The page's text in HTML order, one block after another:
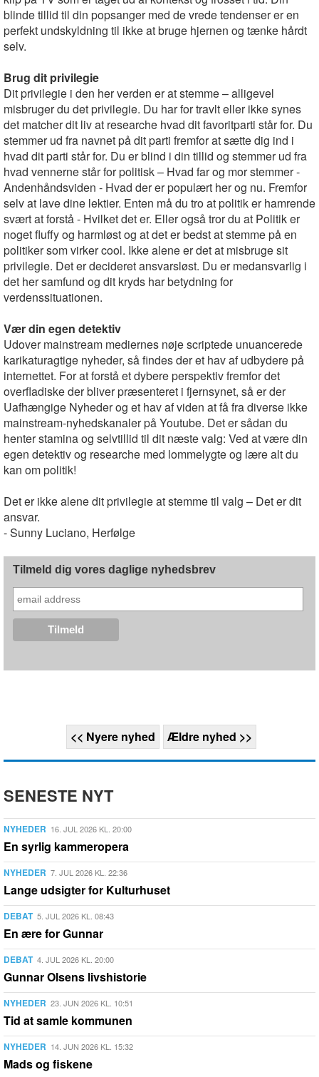
blinde tillid til din popsanger med de vrede tendenser er en
perfekt undskyldning til ikke at bruge hjernen og tænke hårdt
selv.
Brug dit privilegie
Dit privilegie i den her verden er at stemme – alligevel
misbruger du det privilegie. Du har for travlt eller ikke synes
det matcher dit liv at researche hvad dit favoritparti står for. Du
stemmer ud fra navnet på dit parti fremfor at sætte dig ind i
hvad dit parti står for. Du er blind i din tillid og stemmer ud fra
hvad vennerne står for politisk – Hvad far og mor stemmer -
Andenhåndsviden - Hvad der er populært her og nu. Fremfor
selv at lave dine lektier. Enten må du tro at politik er hamrende
svært at forstå - Hvilket det er. Eller også tror du at Politik er
noget fluffy og harmløst og at det er bedst at stemme på en
politiker som virker cool. Ikke alene er det at misbruge sit
privilegie. Det er decideret ansvarsløst. Du er medansvarlig i
det her samfund og dit kryds har betydning for
verdenssituationen.
Vær din egen detektiv
Udover mainstream mediernes nøje scriptede unuancerede
karikaturagtige nyheder, så findes der et hav af udbydere på
internettet. For at forstå et dybere perspektiv fremfor det
overfladiske der bliver præsenteret i fjernsynet, så er der
Uafhængige Nyheder og et hav af viden at få fra diverse ikke
mainstream-nyhedskanaler på Youtube. Det er sådan du
henter stamina og selvtillid til dit næste valg: Ved at være din
egen detektiv og researche med lommelygte og lære alt du
kan om politik!
Det er ikke alene dit privilegie at stemme til valg – Det er dit
ansvar.
- Sunny Luciano, Herfølge
Tilmeld dig vores daglige nyhedsbrev
<< Nyere nyhed Ældre nyhed >>
SENESTE NYT
NYHEDER 16. JUL 2026 KL. 20:00
En syrlig kammeropera
NYHEDER 7. JUL 2026 KL. 22:36
Lange udsigter for Kulturhuset
DEBAT 5. JUL 2026 KL. 08:43
En ære for Gunnar
DEBAT 4. JUL 2026 KL. 20:00
Gunnar Olsens livshistorie
NYHEDER 23. JUN 2026 KL. 10:51
Tid at samle kommunen
NYHEDER 14. JUN 2026 KL. 15:32
Mads og fiskene